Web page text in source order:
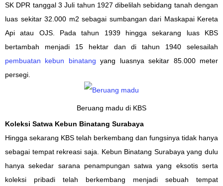
SK DPR tanggal 3 Juli tahun 1927 dibelilah sebidang tanah dengan
luas sekitar 32.000 m2 sebagai sumbangan dari Maskapai Kereta
Api atau OJS. Pada tahun 1939 hingga sekarang luas KBS
bertambah menjadi 15 hektar dan di tahun 1940 selesailah
pembuatan kebun binatang yang luasnya sekitar 85.000 meter
persegi
Beruang madu di KBS
Koleksi Satwa Kebun Binatang Surabaya
Hingga sekarang KBS telah berkembang dan fungsinya tidak hanya
sebagai tempat rekreasi saja . Kebun Binatang Surabaya yang dulu
hanya sekedar sarana penampungan satwa yang eksotis serta
koleksi pribadi telah berkembang menjadi sebuah tempat